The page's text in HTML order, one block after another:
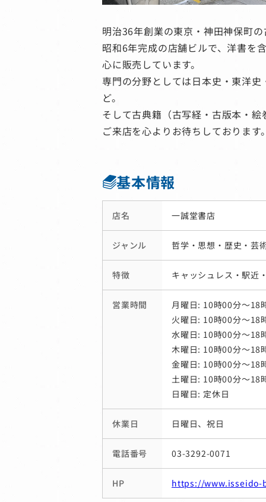
明治36年創業の東京・神田神保町
昭和6年完成の店舗ビルで、洋書を
心に販売しています。
専門の分野としては日本史・東洋
ど。
そして古典籍（古写経・古版本・
ご来店を心よりお待ちしております
基本情報
店名 一誠堂書店
ジャンル 哲学・思想・歴史・芸
特徴 キャッシュレス・駅近
営業時間
月曜日: 10時00分～18
火曜日: 10時00分～18
水曜日: 10時00分～18
木曜日: 10時00分～18
金曜日: 10時00分～18
土曜日: 10時00分～18
日曜日: 定休日
休業日 日曜日、祝日
電話番号 03-3292-0071
HP https://www.isseido-